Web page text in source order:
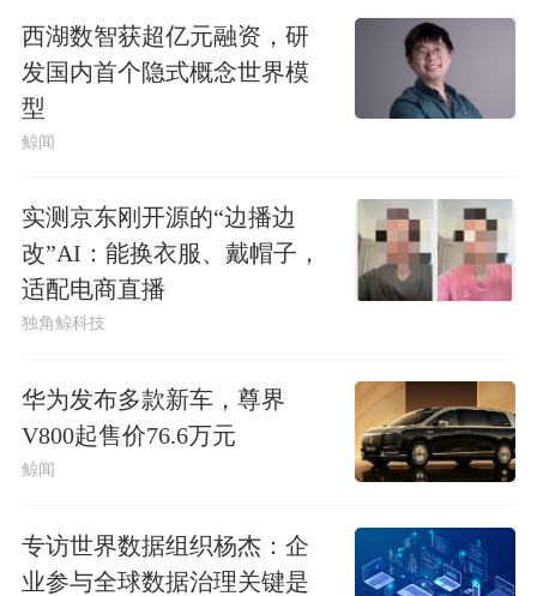
西湖数智获超亿元融资，研
发国内首个隐式概念世界模
型
鲸闻
实测京东刚开源的“边播边
改”AI：能换衣服、戴帽子，
适配电商直播
独角鲸科技
华为发布多款新车，尊界
V800起售价76.6万元
鲸闻
专访世界数据组织杨杰：企
业参与全球数据治理关键是